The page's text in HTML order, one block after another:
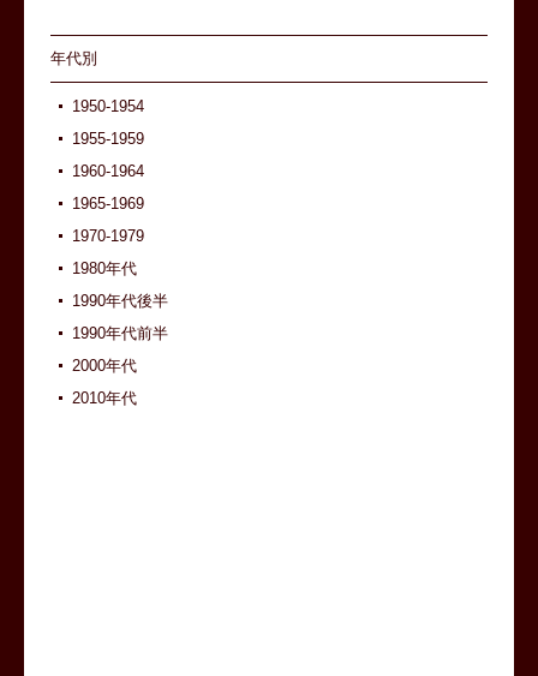
年代別
1950-1954
1955-1959
1960-1964
1965-1969
1970-1979
1980年代
1990年代後半
1990年代前半
2000年代
2010年代